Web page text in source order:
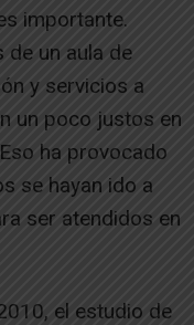
importante.
un aula de
y servicios a
un poco justos en
ha provocado
se hayan ido a
ser atendidos en
el estudio de